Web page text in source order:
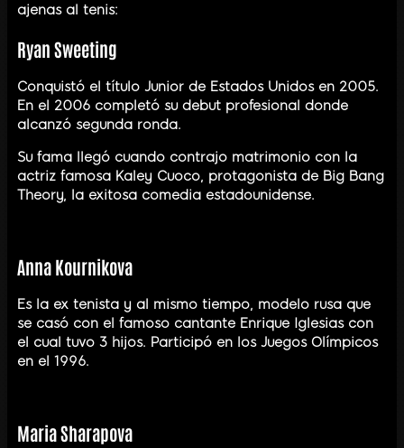
ajenas al tenis:
Ryan Sweeting
Conquistó el título Junior de Estados Unidos en 2005.
En el 2006 completó su debut profesional donde
alcanzó segunda ronda.
Su fama llegó cuando contrajo matrimonio con la
actriz famosa Kaley Cuoco, protagonista de Big Bang
Theory, la exitosa comedia estadounidense.
Anna Kournikova
Es la ex tenista y al mismo tiempo, modelo rusa que
se casó con el famoso cantante Enrique Iglesias con
el cual tuvo 3 hijos. Participó en los Juegos Olímpicos
en el 1996.
Maria Sharapova